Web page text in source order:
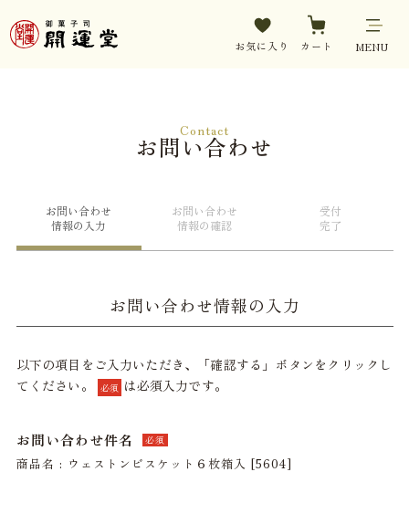
お気に入り カート MENU
Contact
お問い合わせ
お問い合わせ
情報の入力
お問い合わせ
情報の確認
受付
完了
お問い合わせ情報の入力
以下の項目をご入力いただき、「確認する」ボタンをクリックし
てください。
必須 は必須入力です。
お問い合わせ件名 必須
商品名 : ウェストンビスケット６枚箱入 [5604]